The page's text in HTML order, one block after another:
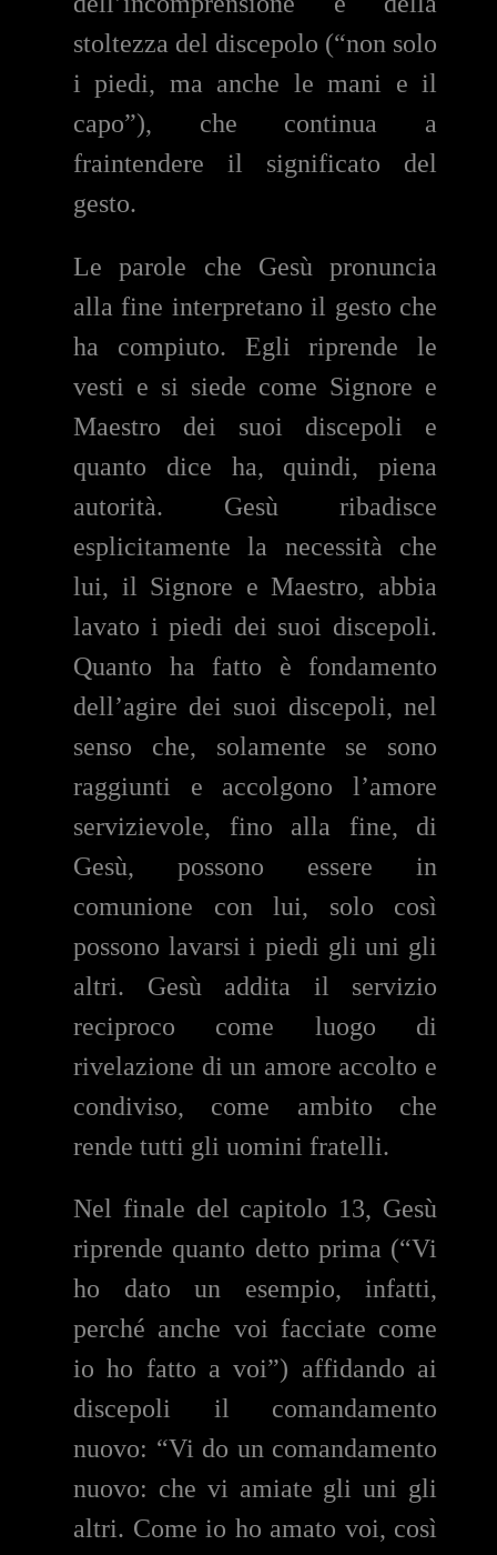
stoltezza del discepolo (“non solo
i piedi, ma anche le mani e il
capo”), che continua a
fraintendere il significato del
gesto.
Le parole che Gesù pronuncia
alla fine interpretano il gesto che
ha compiuto. Egli riprende le
vesti e si siede come Signore e
Maestro dei suoi discepoli e
quanto dice ha, quindi, piena
autorità. Gesù ribadisce
esplicitamente la necessità che
lui, il Signore e Maestro, abbia
lavato i piedi dei suoi discepoli.
Quanto ha fatto è fondamento
dell’agire dei suoi discepoli, nel
senso che, solamente se sono
raggiunti e accolgono l’amore
servizievole, fino alla fine, di
Gesù, possono essere in
comunione con lui, solo così
possono lavarsi i piedi gli uni gli
altri. Gesù addita il servizio
reciproco come luogo di
rivelazione di un amore accolto e
condiviso, come ambito che
rende tutti gli uomini fratelli.
Nel finale del capitolo 13, Gesù
riprende quanto detto prima (“Vi
ho dato un esempio, infatti,
perché anche voi facciate come
io ho fatto a voi”) affidando ai
discepoli il comandamento
nuovo: “Vi do un comandamento
nuovo: che vi amiate gli uni gli
altri. Come io ho amato voi, così